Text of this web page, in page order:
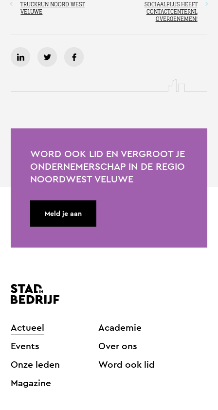
TRUCKRUN NOORD WEST
VELUWE
SOCIAALPLUS HEEFT
CONTACTCENTERNL
OVERGENEMEN!
WORD OOK LID EN VERGROOT JE
ONDERNEMERSCHAP IN DE REGIO
NOORDWEST VELUWE
Meld je aan
Actueel
Events
Onze leden
Magazine
Academie
Over ons
Word ook lid